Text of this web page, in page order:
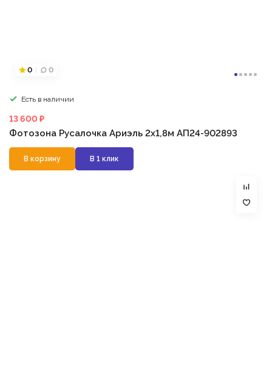
0 0
Есть в наличии
13 600 ₽
Фотозона Русалочка Ариэль 2х1,8м АП24-902893
В корзину В 1 клик